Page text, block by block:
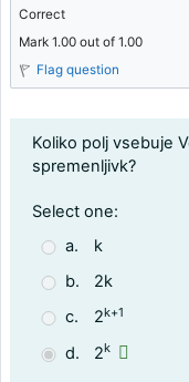
Correct
Mark 1.00 out of 1.00
Flag question
Question text
Koliko polj vsebuje
spremenljivk?
Question 4
Select one:
a.
k
b.
2k
c.
2k+1
d. 2k